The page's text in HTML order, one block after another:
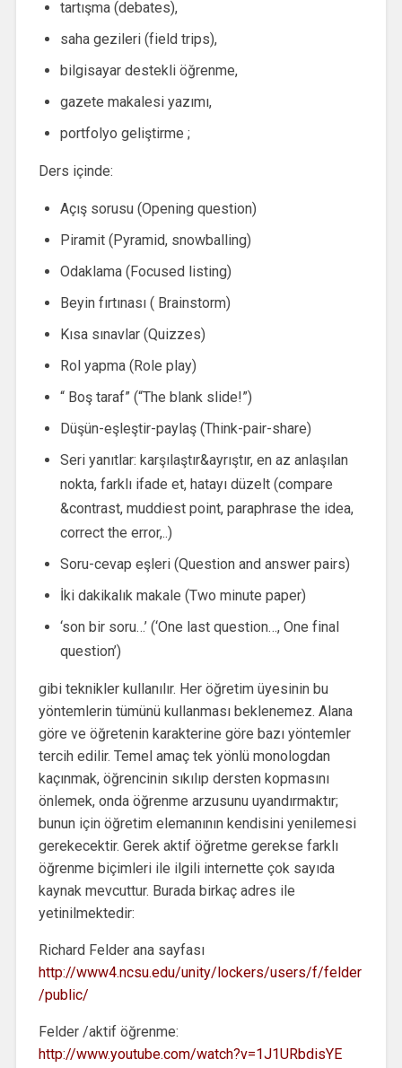
tartışma (debates),
saha gezileri (field trips),
bilgisayar destekli öğrenme,
gazete makalesi yazımı,
portfolyo geliştirme ;
Ders içinde:
Açış sorusu (Opening question)
Piramit (Pyramid, snowballing)
Odaklama (Focused listing)
Beyin fırtınası ( Brainstorm)
Kısa sınavlar (Quizzes)
Rol yapma (Role play)
“ Boş taraf” (“The blank slide!”)
Düşün-eşleştir-paylaş (Think-pair-share)
Seri yanıtlar: karşılaştır&ayrıştır, en az anlaşılan
nokta, farklı ifade et, hatayı düzelt (compare
&contrast, muddiest point, paraphrase the idea,
correct the error,..)
Soru-cevap eşleri (Question and answer pairs)
İki dakikalık makale (Two minute paper)
‘son bir soru…’ (‘One last question…, One final
question’)
gibi teknikler kullanılır. Her öğretim üyesinin bu
yöntemlerin tümünü kullanması beklenemez. Alana
göre ve öğretenin karakterine göre bazı yöntemler
tercih edilir. Temel amaç tek yönlü monologdan
kaçınmak, öğrencinin sıkılıp dersten kopmasını
önlemek, onda öğrenme arzusunu uyandırmaktır;
bunun için öğretim elemanının kendisini yenilemesi
gerekecektir. Gerek aktif öğretme gerekse farklı
öğrenme biçimleri ile ilgili internette çok sayıda
kaynak mevcuttur. Burada birkaç adres ile
yetinilmektedir:
Richard Felder ana sayfası
http://www4.ncsu.edu/unity/lockers/users/f/felder
/public/
Felder /aktif öğrenme:
http://www.youtube.com/watch?v=1J1URbdisYE